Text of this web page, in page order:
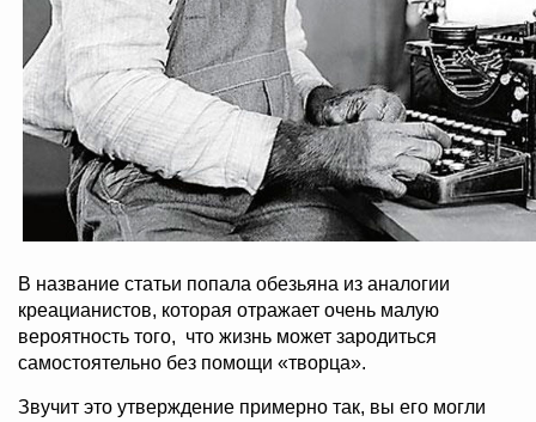
В название статьи попала обезьяна из аналогии
креацианистов, которая отражает очень малую
вероятность того, что жизнь может зародиться
самостоятельно без помощи «творца».
Звучит это утверждение примерно так, вы его могли